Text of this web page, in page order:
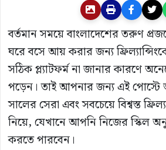
বর্তমান সময়ে বাংলাদেশের তরুণ
ঘরে বসে আয় করার জন্য
সঠিক প্ল্যাটফর্ম না জানার কারণে
পড়েন। তাই আপনার জন্য এই
সালের সেরা এবং সবচেয়ে বিশ্বস্ত
নিয়ে, যেখানে আপনি নিজের স্কিল
করতে পারবেন।